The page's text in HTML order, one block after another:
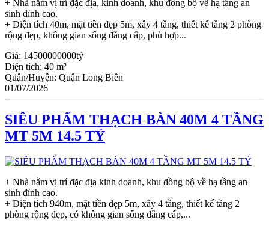
+ Nhà nằm vị trí đặc địa, kinh doanh, khu đồng bộ về hạ tầng an
sinh đỉnh cao.
+ Diện tích 40m, mặt tiền đẹp 5m, xây 4 tầng, thiết kế tầng 2 phòng
rộng đẹp, không gian sống đẳng cấp, phù hợp...
Giá: 14500000000tỷ
Diện tích: 40 m²
Quận/Huyện: Quận Long Biên
01/07/2026
SIÊU PHẨM THẠCH BÀN 40M 4 TẦNG
MT 5M 14.5 TỶ
+ Nhà nằm vị trí đặc địa kinh doanh, khu đồng bộ về hạ tầng an
sinh đỉnh cao.
+ Diện tích 940m, mặt tiền đẹp 5m, xây 4 tầng, thiết kế tầng 2
phòng rộng đẹp, có không gian sống đẳng cấp,...